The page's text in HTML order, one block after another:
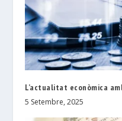
L’actualitat econòmica
5 Setembre, 2025